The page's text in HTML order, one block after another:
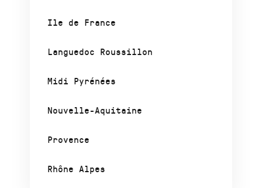
Ile de France
Languedoc Roussillon
Midi Pyrénées
Nouvelle-Aquitaine
Provence
Rhône Alpes